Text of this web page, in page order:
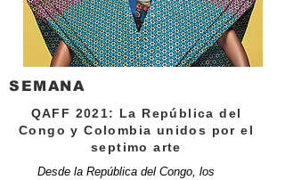
SEMANA
QAFF 2021: La República del
Congo y Colombia unidos por el
septimo arte
Desde la República del Congo, los